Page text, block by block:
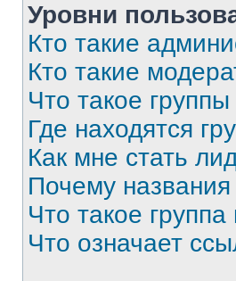
Уровни
Кто такие
Кто такие
Что такое
Где находятся
Как мне стать
Почему
Что такое
Что означает